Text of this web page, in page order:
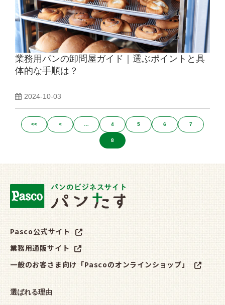
業務用パンの卸問屋ガイド｜選ぶポイントと具
体的な手順は？
2024-10-03
<< < 4 5 6 7
8
Pasco公式サイト
業務用通販サイト
一般のお客さま向け「Pascoのオンラインショップ」
選ばれる理由